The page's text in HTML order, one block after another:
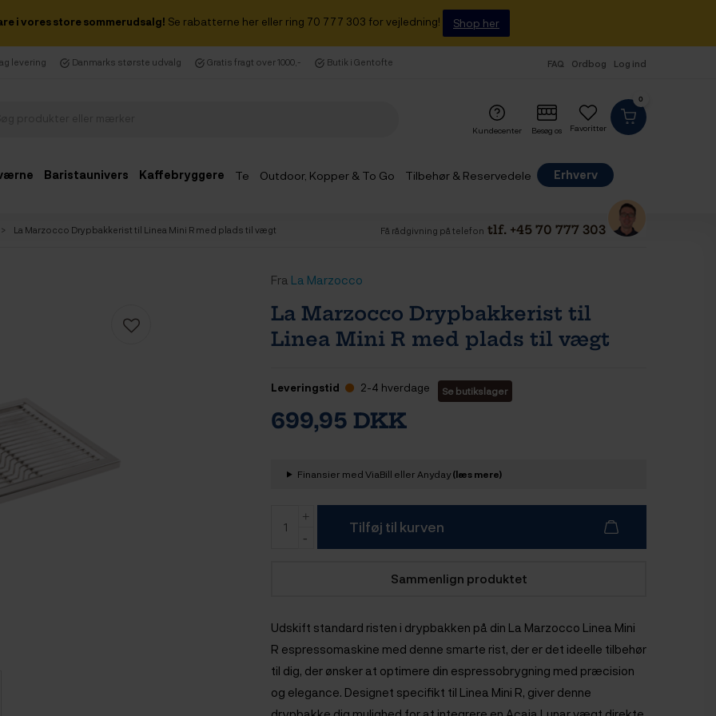
i vores store sommerudsalg! Se rabatterne her eller ring 70 777 303 for vejledning! Shop her
levering Danmarks største udvalg Gratis fragt over 1000,- Butik i Gentofte FAQ Ordbog Log ind
0
Favoritter
Kundecenter Besøg os
Baristaunivers Kaffebryggere Te Outdoor, Kopper & To Go Tilbehør & Reservedele
Erhverv
La Marzocco Drypbakkerist til Linea Mini R med plads til vægt Få rådgivning på telefon tlf. +45 70 777 303
Fra La Marzocco
La Marzocco Drypbakkerist til
Linea Mini R med plads til vægt
Leveringstid 2-4 hverdage Se butikslager
699,95 DKK
Finansier med ViaBill eller Anyday(læs mere)
Tilføj til kurven
Sammenlign produktet
Udskift standard risten i drypbakken på din La Marzocco Linea Mini
R espressomaskine med denne smarte rist, der er det ideelle tilbehør
til dig, der ønsker at optimere din espressobrygning med præcision
og elegance. Designet specifikt til Linea Mini R, giver denne